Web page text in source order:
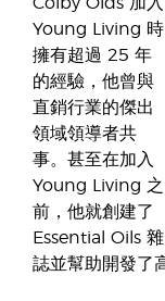
Young Living 時
擁有超過 25 年
的經驗，他曾與
直銷行業的傑出
領域領導者共
事。甚至在加入
Young Living 之
前，他就創建了
Essential Oils 雜
誌並幫助開發了